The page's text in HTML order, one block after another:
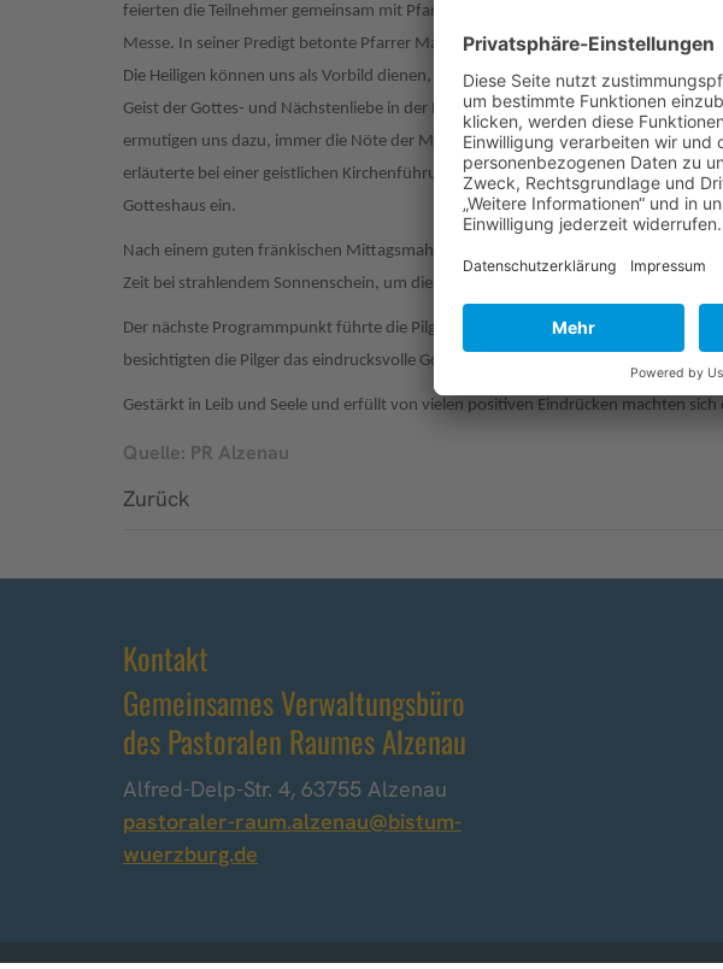
feierten die Teilnehmer gemeinsam mit Pfarrer Mathiowetz und Kaplan Napoleon
Messe. In seiner Predigt betonte Pfarrer Mathiowetz die Bedeutung der
Die Heiligen können uns als Vorbild dienen, um aus dem christlichen Glauben
Geist der Gottes- und Nächstenliebe in der Nachfolge Jesu das Leben zu gestalten.
ermutigen uns dazu, immer die Nöte der Mitmenschen im Blick zu haben und
erläuterte bei einer geistlichen Kirchenführung die Geschichte und die Gegenwart
Gotteshaus ein.
Nach einem guten fränkischen Mittagsmahl im Gasthaus "Zum Hirschen" konnten
Zeit bei strahlendem Sonnenschein, um die vielen Eindrücke des Gnadenortes noch
Der nächste Programmpunkt führte die Pilger zum Kloster Banz, wo sich heute die
besichtigten die Pilger das eindrucksvolle Gotteshaus mit seinen zahlreichen
Gestärkt in Leib und Seele und erfüllt von vielen positiven Eindrücken machten
Quelle: PR Alzenau
Zurück
Kontakt
Gemeinsames Verwaltungsbüro
des Pastoralen Raumes Alzenau
Alfred-Delp-Str. 4, 63755 Alzenau
pastoraler-raum.alzenau@bistum-
wuerzburg.de